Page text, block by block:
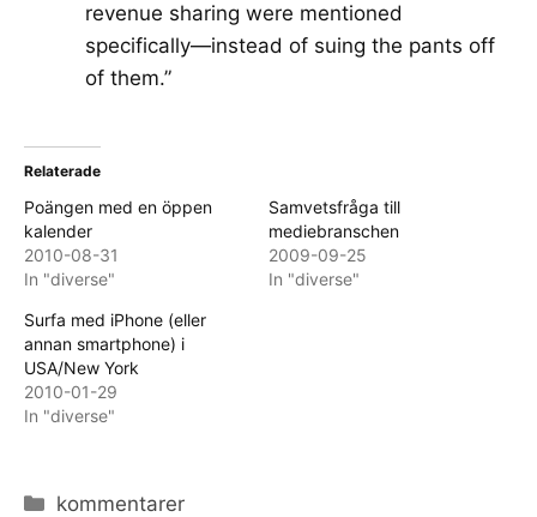
revenue sharing were mentioned
specifically—instead of suing the pants off
of them.”
Relaterade
Poängen med en öppen
kalender
2010-08-31
In "diverse"
Samvetsfråga till
mediebranschen
2009-09-25
In "diverse"
Surfa med iPhone (eller
annan smartphone) i
USA/New York
2010-01-29
In "diverse"
Categories
kommentarer